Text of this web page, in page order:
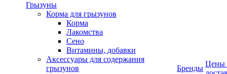
Грызуны
Корма для грызунов
Корма
Лакомства
Сено
Витамины, добавки
Аксессуары для содержания
грызунов
Бренды
Цены